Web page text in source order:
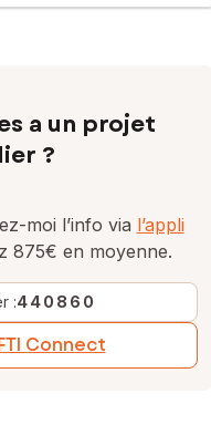
a un projet
?
moi l’info via l’appli
875€ en moyenne.
:440860
Connect